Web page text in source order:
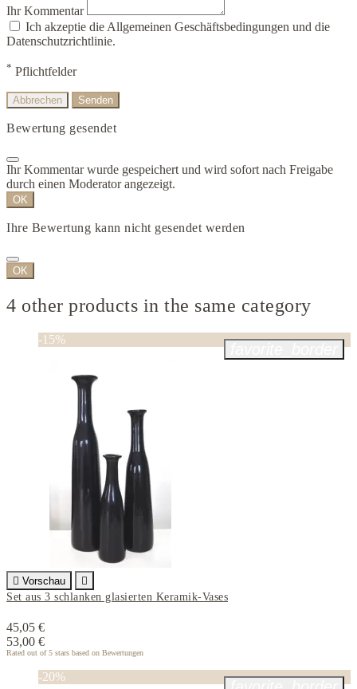
Ihr Kommentar
Ich akzeptie die Allgemeinen Geschäftsbedingungen und die
Datenschutzrichtlinie.
* Pflichtfelder
Abbrechen Senden
Bewertung gesendet
Ihr Kommentar wurde gespeichert und wird sofort nach Freigabe
durch einen Moderator angezeigt.
OK
Ihre Bewertung kann nicht gesendet werden
OK
4 other products in the same category
-15%
 Vorschau

Set aus 3 schlanken glasierten Keramik-Vases
45,05 €
53,00 €
Rated out of 5 stars based on Bewertungen
-20%